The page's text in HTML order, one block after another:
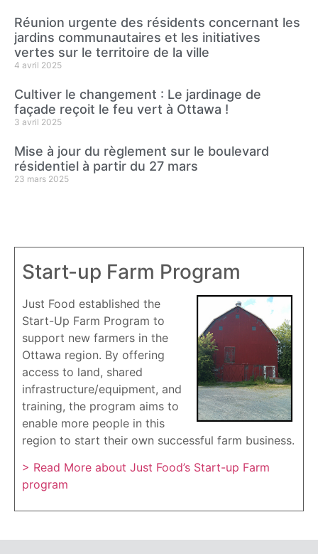
Réunion urgente des résidents concernant les
jardins communautaires et les initiatives
vertes sur le territoire de la ville
4 avril 2025
Cultiver le changement : Le jardinage de
façade reçoit le feu vert à Ottawa !
3 avril 2025
Mise à jour du règlement sur le boulevard
résidentiel à partir du 27 mars
23 mars 2025
Start-up Farm Program
Just Food established the
Start-Up Farm Program to
support new farmers in the
Ottawa region. By offering
access to land, shared
infrastructure/equipment, and
training, the program aims to
enable more people in this
region to start their own successful farm business.
> Read More about Just Food’s Start-up Farm
program